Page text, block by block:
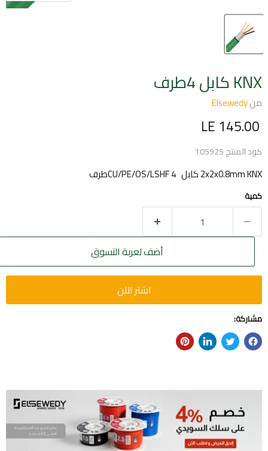
KNX كابل 4طرف
منElsewedy
السعر الحالي
LE 145.00
كود المنتج105925
2x2x0.8mm KNX كابل CU/PE/OS/LSHF 4طرف
كمية
أضف لعربة التسوق
اشتر الآن
مشاركة: